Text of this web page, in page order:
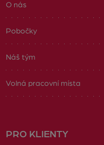
O nás
Pobočky
Náš tým
Volná pracovní místa
PRO KLIENTY